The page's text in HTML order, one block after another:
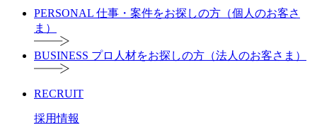
PERSONAL 仕事・案件をお探しの方（個人のお客さ
ま）
BUSINESS プロ人材をお探しの方（法人のお客さま）
RECRUIT
採用情報